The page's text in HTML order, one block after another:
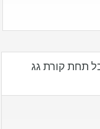
תחת קורת גג